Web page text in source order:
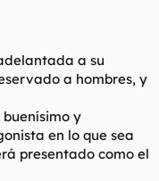
a su
a hombres, y
y
en lo que sea
presentado como el